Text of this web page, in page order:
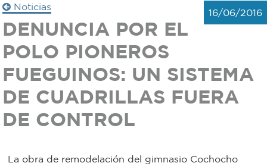
Defensa
civil
Zoonosis
Trámites
Transparencia
Actualidad
Correo
Personal
Noticias
16/06/2016
DENUNCIA POR EL
POLO PIONEROS
FUEGUINOS: UN SISTEMA
DE CUADRILLAS FUERA
DE CONTROL
La obra de remodelación del gimnasio Cochocho